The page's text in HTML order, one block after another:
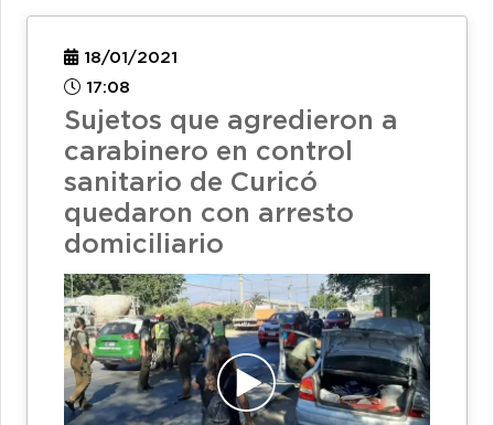
18/01/2021
17:08
Sujetos que agredieron a
carabinero en control
sanitario de Curicó
quedaron con arresto
domiciliario